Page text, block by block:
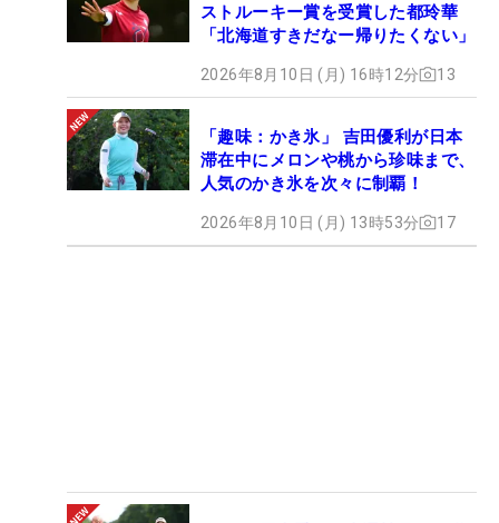
ストルーキー賞を受賞した都玲華
「北海道すきだなー帰りたくない」
2026年8月10日 (月) 16時12分 13
「趣味：かき氷」 吉田優利が日本
滞在中にメロンや桃から珍味まで、
人気のかき氷を次々に制覇！
2026年8月10日 (月) 13時53分 17